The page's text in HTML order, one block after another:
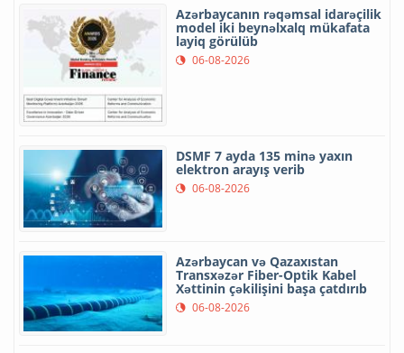
Azərbaycanın rəqəmsal idarəçilik
model iki beynəlxalq mükafata
layiq görülüb
06-08-2026
DSMF 7 ayda 135 minə yaxın
elektron arayış verib
06-08-2026
Azərbaycan və Qazaxıstan
Transxəzər Fiber-Optik Kabel
Xəttinin çəkilişini başa çatdırıb
06-08-2026